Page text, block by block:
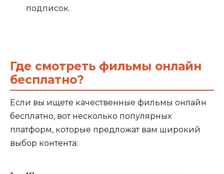
подписок.
Где смотреть фильмы онлайн
бесплатно?
Если вы ищете качественные фильмы онлайн
бесплатно, вот несколько популярных
платформ, которые предложат вам широкий
выбор контента: